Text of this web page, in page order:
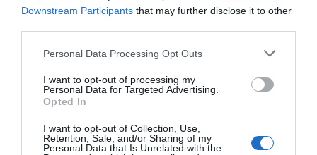
Downstream Participants that may further disclose it to other
Personal Data Processing Opt Outs
I want to opt-out of processing my
Personal Data for Targeted Advertising.
Opted In
I want to opt-out of Collection, Use,
Retention, Sale, and/or Sharing of my
Personal Data that Is Unrelated with the
Πανεπιστημιακό Νοσοκομείο της Ουαλίας
Η αιτία θανάτου της 24χρονης δεν έχει ακόμη
επιβεβαιωθεί. Οι γονείς της, Nicola και John,
περιέγραψαν το συμβάν ως «φρικτό» και
«αδιανόητο πόνο».